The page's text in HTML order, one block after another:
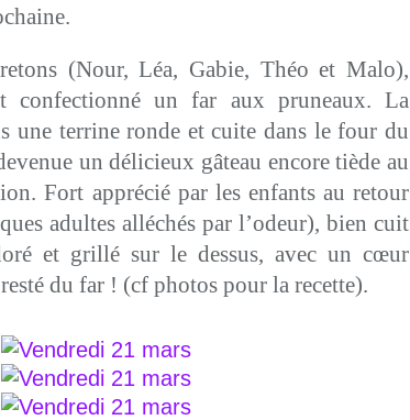
(Nour, Léa, Gabie, Théo et Malo),
confectionné un far aux pruneaux. La
une terrine ronde et cuite dans le four du
un délicieux gâteau encore tiède au
Fort apprécié par les enfants au retour
adultes alléchés par l’odeur), bien cuit
et grillé sur le dessus, avec un cœur
du far ! (cf photos pour la recette).